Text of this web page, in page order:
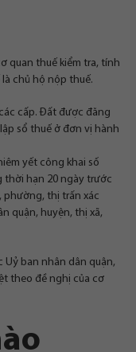
quan thuế kiểm tra, tính
chủ hộ nộp thuế.
cấp. Đất được đăng
sổ thuế ở đơn vị hành
yết công khai số
thời hạn 20 ngày trước
phường, thị trấn xác
quận, huyện, thị xã,
Uỷ ban nhân dân quận,
theo đề nghị của cơ